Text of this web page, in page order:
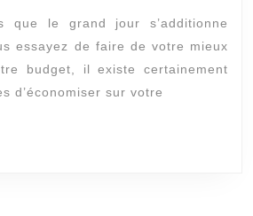
:
Sur
que le grand jour s’additionne
essayez de faire de votre mieux
budget, il existe certainement
d’économiser sur votre